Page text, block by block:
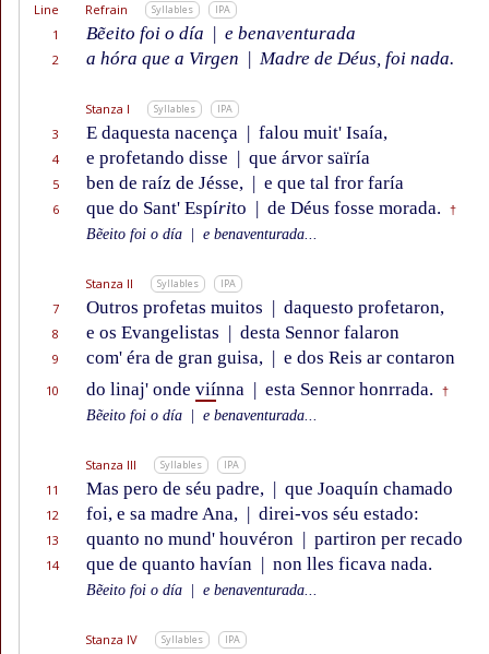
Line Refrain Syllables IPA
1 Bẽeito foi o día | e benaventurada
2 a hóra que a Virgen | Madre de Déus, foi nada.
Stanza I Syllables IPA
3 E daquesta nacença | falou muit' Isaía,
4 e profetando disse | que árvor saïría
5 ben de raíz de Jésse, | e que tal fror faría
6 que do Sant' Espírito | de Déus fosse morada. †
Bẽeito foi o día e benaventurada...
Stanza II Syllables IPA
7 Outros profetas muitos | daquesto profetaron,
8 e os Evangelistas | desta Sennor falaron
9 com' éra de gran guisa, | e dos Reis ar contaron
10 do linaj' onde viínna | esta Sennor honrrada. †
Bẽeito foi o día e benaventurada...
Stanza III Syllables IPA
11 Mas pero de séu padre, | que Joaquín chamado
12 foi, e sa madre Ana, | direi-vos séu estado:
13 quanto no mund' houvéron | partiron per recado
14 que de quanto havían | non lles ficava nada.
Bẽeito foi o día e benaventurada...
Stanza IV Syllables IPA